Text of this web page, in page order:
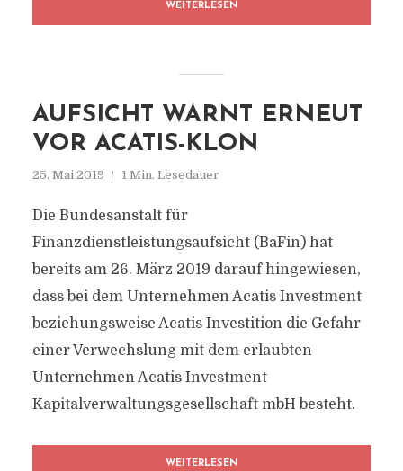
WEITERLESEN
AUFSICHT WARNT ERNEUT
VOR ACATIS-KLON
25. Mai 2019 1 Min. Lesedauer
Die Bundesanstalt für
Finanzdienstleistungsaufsicht (BaFin) hat
bereits am 26. März 2019 darauf hingewiesen,
dass bei dem Unternehmen Acatis Investment
beziehungsweise Acatis Investition die Gefahr
einer Verwechslung mit dem erlaubten
Unternehmen Acatis Investment
Kapitalverwaltungsgesellschaft mbH besteht.
WEITERLESEN